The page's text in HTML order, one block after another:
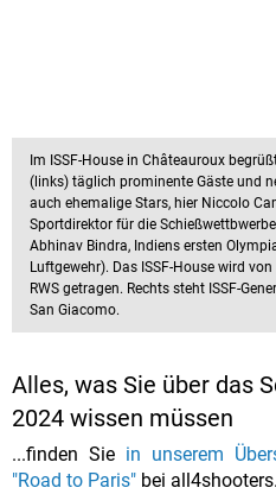
Im ISSF-House in Châteauroux
(links) täglich prominente Gäste und
auch ehemalige Stars, hier Niccolo
Sportdirektor für die
Abhinav Bindra, Indiens ersten
Luftgewehr). Das ISSF-House wird
RWS getragen. Rechts steht ISSF-
San Giacomo.
Alles, was Sie über das
2024 wissen müssen
...finden Sie in unserem
"Road to Paris" bei